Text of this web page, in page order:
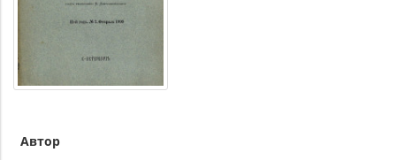
Автор